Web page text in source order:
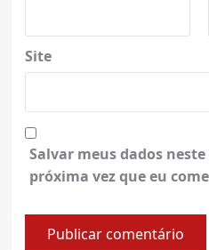
Site
Salvar meus dados
próxima vez que eu